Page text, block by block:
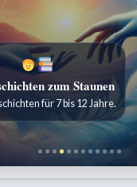
zum Staunen
für 7 bis 12 Jahre.